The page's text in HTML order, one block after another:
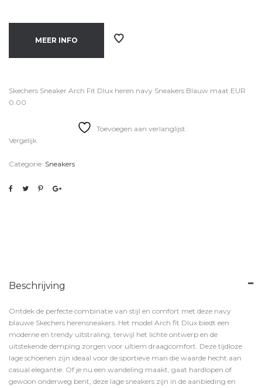
MEER INFO
Skechers Sneaker Arch Fit Dlux heren navy Sneakers Blauw maat EUR
0.00
Toevoegen aan verlanglijst
Vergelijk
Categorie: Sneakers
Beschrijving
Ontdek de perfecte combinatie van stijl en comfort met deze navy
blauwe Skechers herensneakers. Het model Arch fit Dlux biedt een
moderne en trendy uitstraling, terwijl het lichte ontwerp en de
uitstekende demping zorgen voor ultiem draagcomfort. Deze tijdloze
lage schoenen zijn ideaal voor de sportieve man die waarde hecht aan
casual elegantie. Of je nu een wandeling maakt, gaat hardlopen of
gewoon onderweg bent, deze lage sneakers zijn in de aanbieding en